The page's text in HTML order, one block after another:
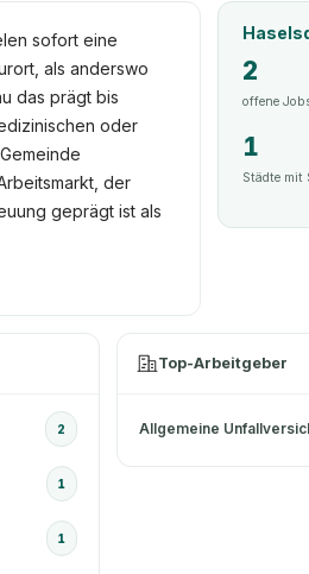
sofort eine
als anderswo
das prägt bis
oder
der
geprägt ist als
2
offene
1
Städte mit
2
1
1
Top-Arbeitgeber
Allgemeine